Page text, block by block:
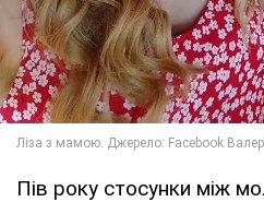
Пів року стосунки між